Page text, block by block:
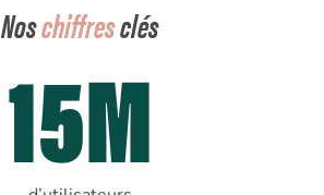
Noschiffresclés
15M